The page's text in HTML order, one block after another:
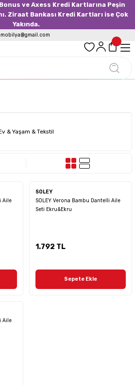
ve Axess Kredi Kartlarına Peşin
Ziraat Bankası Kredi Kartları ise Çok
Yakında.
& Yaşam & Tekstil
Aile
SOLEY
SOLEY Verona Bambu Dantelli Aile
Seti Ekru&Ekru
1.792 TL
Sepete Ekle
Aile